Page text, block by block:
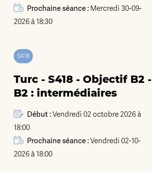
Prochaine séance : Mercredi 30-09-
2026 à 18:30
S418
Turc - S418 - Objectif B2 -
B2 : intermédiaires
Début :Vendredi 02 octobre 2026 à
18:00
Prochaine séance :Vendredi 02-10-
2026 à 18:00